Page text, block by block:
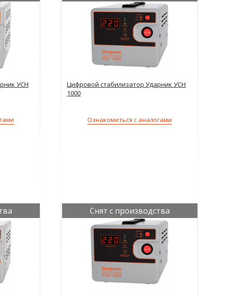
УСН
Цифровой стабилизатор Ударник УСН
1000
Ознакомиться с аналогами
Снят с производства